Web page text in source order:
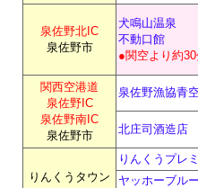
泉佐野北IC
泉佐野市
犬鳴山温泉
不動口館
●関空より約
関西空港道
泉佐野IC
泉佐野南IC
泉佐野市
泉佐野漁協青
北庄司酒造店
りんくうタウン
りんくうプレ
ヤッホーブル